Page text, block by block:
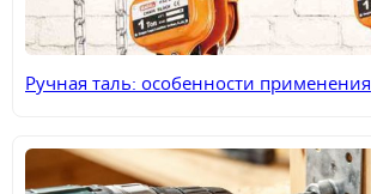
Ручная таль: особенности применения